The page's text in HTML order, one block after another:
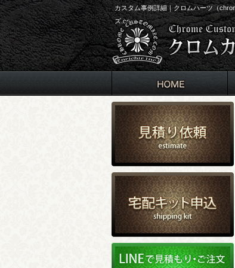
カスタム事例詳細｜クロムハーツ（
ズ.com